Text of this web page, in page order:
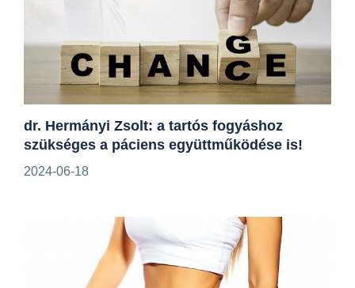
dr. Hermányi Zsolt: a tartós fogyáshoz
szükséges a páciens együttműködése is!
2024-06-18